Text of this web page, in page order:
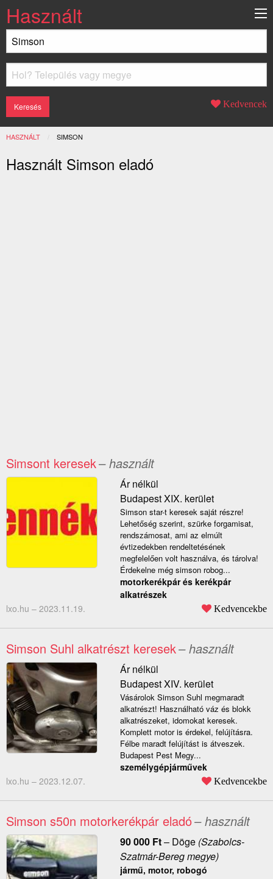
Használt
Kedvencek
HASZNÁLT JELENLEGI:
SIMSON
Használt Simson eladó
Simsont keresek– használt
Ár nélkül
Budapest XIX. kerület
Simson star-t keresek saját részre!
Lehetőség szerint, szürke forgamisat,
rendszámosat, ami az elmúlt
évtizedekben rendeltetésének
megfelelően volt használva, és tárolva!
Érdekelne még simson robog...
motorkerékpár és kerékpár
alkatrészek
lxo.hu – 2023.11.19. Kedvencekbe
Simson Suhl alkatrészt keresek– használt
Ár nélkül
Budapest XIV. kerület
Vásárolok Simson Suhl megmaradt
alkatrészt! Használható váz és blokk
alkatrészeket, idomokat keresek.
Komplett motor is érdekel, felújításra.
Félbe maradt felújítást is átveszek.
Budapest Pest Megy...
személygépjárművek
lxo.hu – 2023.12.07. Kedvencekbe
Simson s50n motorkerékpár eladó– használt
90 000 Ft– Döge(Szabolcs-
Szatmár-Bereg megye)
jármű, motor, robogó